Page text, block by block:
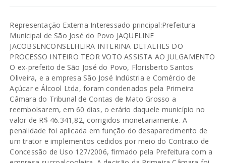
Representação Externa Interessado principal:Prefeitura
Municipal de São José do Povo JAQUELINE
JACOBSENCONSELHEIRA INTERINA DETALHES DO
PROCESSO INTEIRO TEOR VOTO ASSISTA AO JULGAMENTO
O ex-prefeito de São José do Povo, Florisberto Santos
Oliveira, e a empresa São José Indústria e Comércio de
Açúcar e Álcool Ltda, foram condenados pela Primeira
Câmara do Tribunal de Contas de Mato Grosso a
reembolsarem, em 60 dias, o erário daquele município no
valor de R$ 46.341,82, corrigidos monetariamente. A
penalidade foi aplicada em função do desaparecimento de
um trator e implementos cedidos por meio do Contrato de
Concessão de Uso 127/2006, firmado pela Prefeitura com a